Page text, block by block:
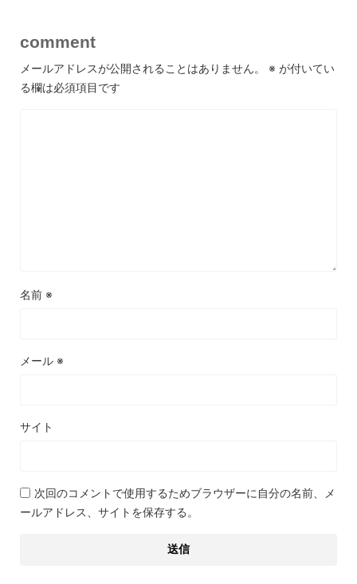
comment
メールアドレスが公開されることはありません。 ※ が付いてい
る欄は必須項目です
名前 ※
メール ※
サイト
次回のコメントで使用するためブラウザーに自分の名前、メ
ールアドレス、サイトを保存する。